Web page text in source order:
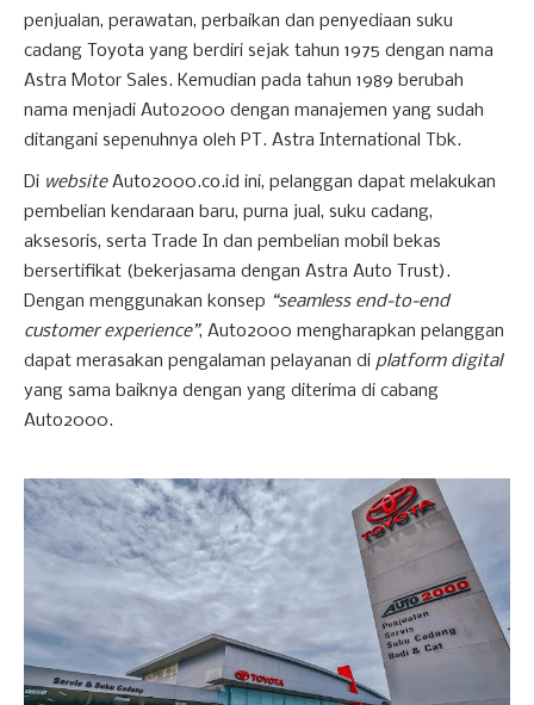
penjualan, perawatan, perbaikan dan penyediaan suku
cadang Toyota yang berdiri sejak tahun 1975 dengan nama
Astra Motor Sales. Kemudian pada tahun 1989 berubah
nama menjadi Auto2000 dengan manajemen yang sudah
ditangani sepenuhnya oleh PT. Astra International Tbk.
Di websiteAuto2000.co.id ini, pelanggan dapat melakukan
pembelian kendaraan baru, purna jual, suku cadang,
aksesoris, serta Trade In dan pembelian mobil bekas
bersertifikat (bekerjasama dengan Astra Auto Trust).
Dengan menggunakan konsep “seamless end-to-end
customer experience”, Auto2000 mengharapkan pelanggan
dapat merasakan pengalaman pelayanan di platform digital
yang sama baiknya dengan yang diterima di cabang
Auto2000.